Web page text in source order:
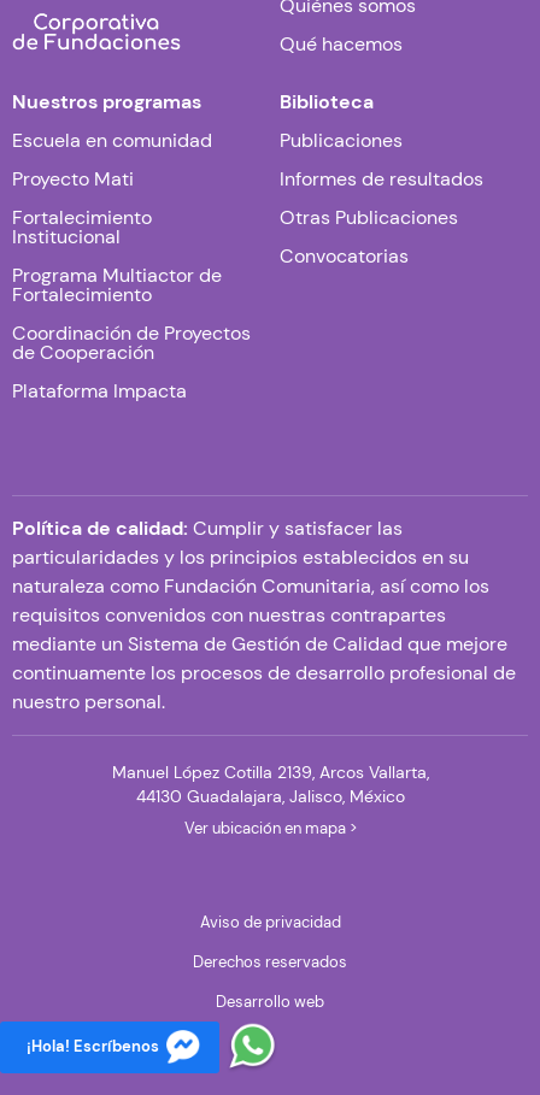
Qué hacemos
Nuestros programas
Escuela en comunidad
Proyecto Mati
Fortalecimiento
Institucional
Programa Multiactor de
Fortalecimiento
Coordinación de Proyectos
de Cooperación
Plataforma Impacta
Biblioteca
Publicaciones
Informes de resultados
Otras Publicaciones
Convocatorias
Política de calidad: Cumplir y satisfacer las
particularidades y los principios establecidos en su
naturaleza como Fundación Comunitaria, así como los
requisitos convenidos con nuestras contrapartes
mediante un Sistema de Gestión de Calidad que mejore
continuamente los procesos de desarrollo profesional de
nuestro personal.
Manuel López Cotilla 2139, Arcos Vallarta,
44130 Guadalajara, Jalisco, México
Ver ubicación en mapa >
Aviso de privacidad
Derechos reservados
Desarrollo web
¡Hola! Escríbenos